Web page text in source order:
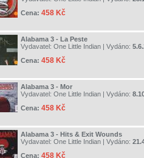
Cena: 458 Kč
Alabama 3 - La Peste
Vydavatel: One Little Indian | Vydáno:
Cena: 458 Kč
Alabama 3 - Mor
Vydavatel: One Little Indian | Vydáno:
Cena: 458 Kč
Alabama 3 - Hits & Exit Wounds
Vydavatel: One Little Indian | Vydáno:
Cena: 458 Kč